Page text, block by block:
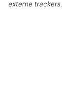
externe trackers.